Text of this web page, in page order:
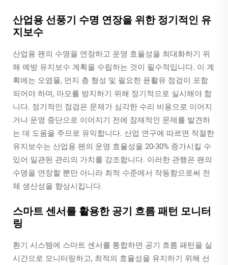
산업용 선풍기 수명 연장을 위한 정기적인 유
지보수
산업용 팬의 수명을 연장하고 운영 효율성을 최대화하기 위
해 예방 유지보수 계획을 수립하는 것이 필수적입니다. 이 계
획에는 오염물, 먼지 층 형성 및 필요한 윤활유 점검이 포함
되어야 하며, 마모를 방지하기 위해 정기적으로 실시해야 합
니다. 정기적인 점검은 문제가 심각한 수리 비용으로 이어지
거나 운영 중단으로 이어지기 전에 잠재적인 문제를 발견하
는 데 도움을 주므로 유익합니다. 산업 연구에 따르면 적절한
유지보수는 산업용 팬의 운영 효율성을 20-30% 증가시킬 수
있어 일관된 관리의 가치를 강조합니다. 이러한 관행은 팬의
수명을 연장할 뿐만 아니라 최적 수준에서 작동함으로써 전
체 생산성을 향상시킵니다.
스마트 센서를 활용한 공기 흐름 패턴 모니터
링
환기 시스템에 스마트 센서를 통합하면 공기 흐름 패턴을 실
시간으로 모니터링하고, 최적의 효율성을 유지하기 위해 선